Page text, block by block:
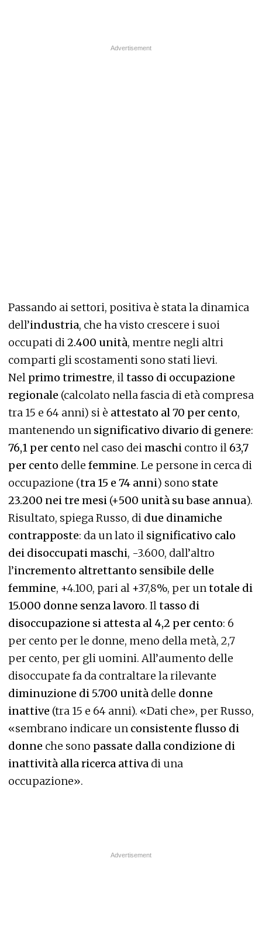
Passando ai settori, positiva è stata la dinamica
dell’industria, che ha visto crescere i suoi
occupati di 2.400 unità, mentre negli altri
comparti gli scostamenti sono stati lievi.
Nel primo trimestre, il tasso di occupazione
regionale (calcolato nella fascia di età compresa
tra 15 e 64 anni) si è attestato al 70 per cento,
mantenendo un significativo divario di genere:
76,1 per cento nel caso dei maschi contro il 63,7
per cento delle femmine. Le persone in cerca di
occupazione (tra 15 e 74 anni) sono state
23.200 nei tre mesi (+500 unità su base annua).
Risultato, spiega Russo, di due dinamiche
contrapposte: da un lato il significativo calo
dei disoccupati maschi, -3.600, dall’altro
l’incremento altrettanto sensibile delle
femmine, +4.100, pari al +37,8%, per un totale di
15.000 donne senza lavoro. Il tasso di
disoccupazione si attesta al 4,2 per cento: 6
per cento per le donne, meno della metà, 2,7
per cento, per gli uomini. All’aumento delle
disoccupate fa da contraltare la rilevante
diminuzione di 5.700 unità delle donne
inattive (tra 15 e 64 anni). «Dati che», per Russo,
«sembrano indicare un consistente flusso di
donne che sono passate dalla condizione di
inattività alla ricerca attiva di una
occupazione».